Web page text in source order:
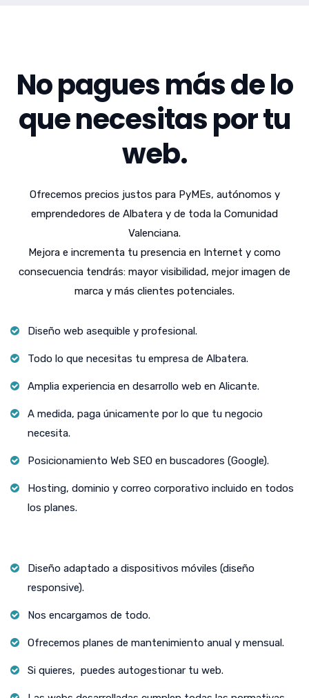
No pagues más de lo
que necesitas por tu
web.
Ofrecemos precios justos para PyMEs, autónomos y
emprendedores de Albatera y de toda la Comunidad
Valenciana.
Mejora e incrementa tu presencia en Internet y como
consecuencia tendrás: mayor visibilidad, mejor imagen de
marca y más clientes potenciales.
Diseño web asequible y profesional.
Todo lo que necesitas tu empresa de Albatera.
Amplia experiencia en desarrollo web en Alicante.
A medida, paga únicamente por lo que tu negocio
necesita.
Posicionamiento Web SEO en buscadores (Google).
Hosting, dominio y correo corporativo incluido en todos
los planes.
Diseño adaptado a dispositivos móviles (diseño
responsive).
Nos encargamos de todo.
Ofrecemos planes de mantenimiento anual y mensual.
Si quieres, puedes autogestionar tu web.